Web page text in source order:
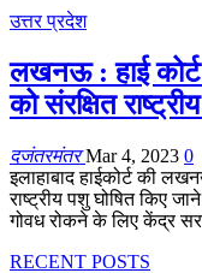
उत्तर प्रदेश
लखनऊ : हाई
को संरक्षित
दजंतरमंतरMar 4, 2023 0
इलाहाबाद हाईकोर्ट की
राष्ट्रीय पशु घोषित किए
गोवध रोकने के लिए केंद्र
RECENT POSTS